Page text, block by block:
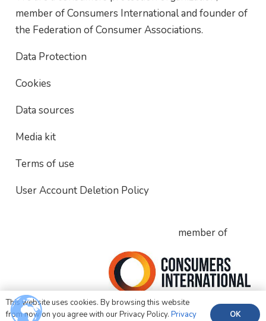
member of Consumers International and founder of
the Federation of Consumer Associations.
Data Protection
Cookies
Data sources
Media kit
Terms of use
User Account Deletion Policy
member of
This website uses cookies. By browsing this website
from now on you agree with our Privacy Policy. Privacy OK